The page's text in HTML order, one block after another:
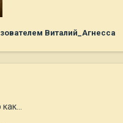
Виталий_Агнесса